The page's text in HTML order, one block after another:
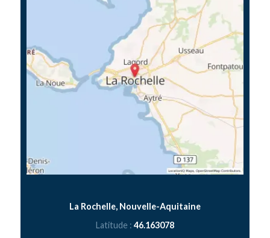
La Rochelle, Nouvelle-Aquitaine
Latitude : 46.163078